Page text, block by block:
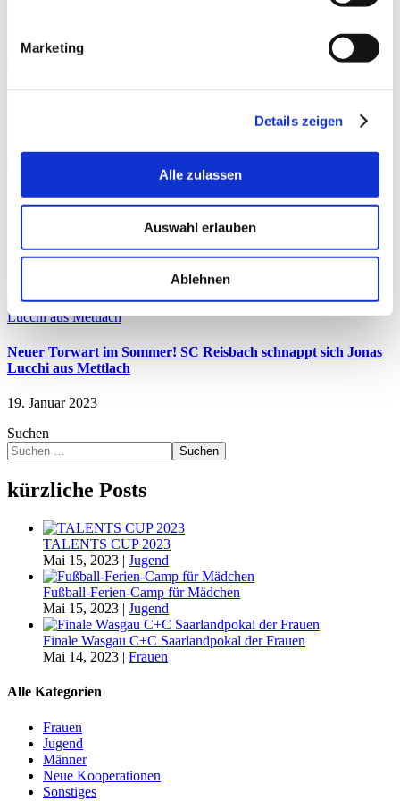
Marketing
Details zeigen
Alle zulassen
Auswahl erlauben
Ablehnen
Auswärtsspiel der Squash Factory Saar Pfalz live bei
Neuer Torwart im Sommer! SC Reisbach schnappt sich Jonas
Lucchi aus Mettlach
19. Januar 2023
Suchen
Suchen
kürzliche Posts
TALENTS CUP 2023
Mai 15, 2023 | Jugend
Fußball-Ferien-Camp für Mädchen
Mai 15, 2023 | Jugend
Finale Wasgau C+C Saarlandpokal der Frauen
Mai 14, 2023 | Frauen
Alle Kategorien
Frauen
Jugend
Männer
Neue Kooperationen
Sonstiges